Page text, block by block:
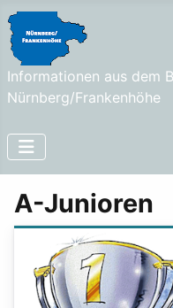
Informationen aus dem
Nürnberg/Frankenhöhe
A-Junioren